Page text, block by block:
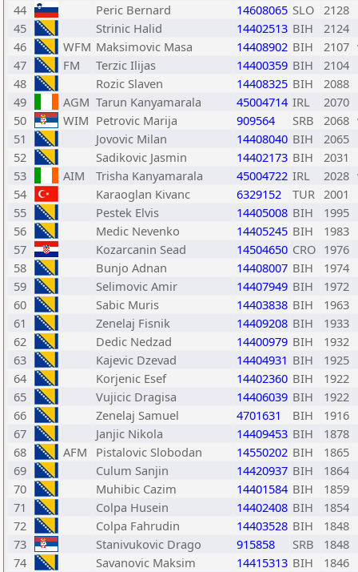
44
Peric Bernard 14608065 SLO 2128
45
Strinic Halid 14402513 BIH
2124
46
WFM Maksimovic Masa 14408902 BIH 2107
47
FM Terzic Ilijas 14400359 BIH
2104
48
Rozic Slaven 14408325 BIH
2088
49
AGM Tarun Kanyamarala 45004714 IRL
2070
50
WIM Petrovic Marija 909564 SRB 2068
51
Jovovic Milan 14408040 BIH
2065
52
Sadikovic Jasmin 14402173 BIH
2031
53
AIM Trisha Kanyamarala 45004722 IRL 2028
54
Karaoglan Kivanc 6329152 TUR 2001
55
Pestek Elvis 14405008 BIH
1995
56
Medic Nevenko 14405245 BIH
1983
57
Kozarcanin Sead 14504650 CRO 1976
58
Bunjo Adnan 14408007 BIH
1974
59
Selimovic Amir 14407949 BIH
1972
60
Sabic Muris 14403838 BIH
1963
61
Zenelaj Fisnik 14409208 BIH
1933
62
Dedic Nedzad 14400979 BIH
1932
63
Kajevic Dzevad 14404931 BIH
1925
64
Korjenic Esef 14402360 BIH
1922
65
Vujicic Dragisa 14406039 BIH
1922
66
Zenelaj Samuel 4701631 BIH
1916
67
Janjic Nikola 14409453 BIH
1878
68
AFM Pistalovic Slobodan 14550202 BIH
1865
69
Culum Sanjin 14420937 BIH
1864
70
Muhibic Cazim 14401584 BIH
1859
71
Colpa Husein 14402408 BIH
1854
72
Colpa Fahrudin 14403528 BIH
1848
73
Stanivukovic Drago 915858 SRB
1848
74
Savanovic Maksim 14415313 BIH
1846